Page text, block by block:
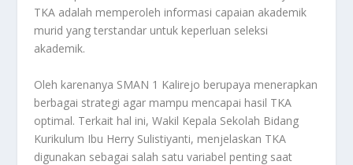
TKA adalah memperoleh informasi capaian akademik
murid yang terstandar untuk keperluan seleksi
akademik.
Oleh karenanya SMAN 1 Kalirejo berupaya menerapkan
berbagai strategi agar mampu mencapai hasil TKA
optimal. Terkait hal ini, Wakil Kepala Sekolah Bidang
Kurikulum Ibu Herry Sulistiyanti, menjelaskan TKA
digunakan sebagai salah satu variabel penting saat